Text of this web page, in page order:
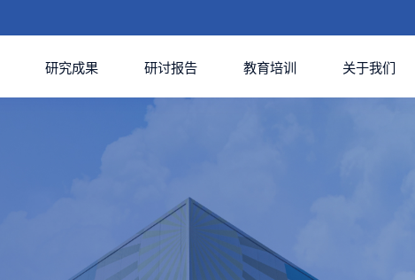
研究成果 研讨报告 教育培训 关于我们